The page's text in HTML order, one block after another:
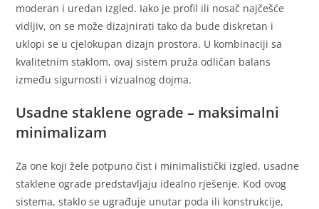
moderan i uredan izgled. Iako je profil ili nosač najčešće
vidljiv, on se može dizajnirati tako da bude diskretan i
uklopi se u cjelokupan dizajn prostora. U kombinaciji sa
kvalitetnim staklom, ovaj sistem pruža odličan balans
između sigurnosti i vizualnog dojma.
Usadne staklene ograde – maksimalni
minimalizam
Za one koji žele potpuno čist i minimalistički izgled, usadne
staklene ograde predstavljaju idealno rješenje. Kod ovog
sistema, staklo se ugrađuje unutar poda ili konstrukcije,